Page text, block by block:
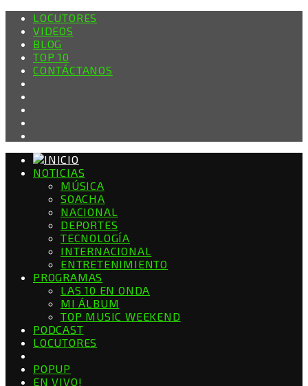
LOCUTORES
VIDEOS
BLOG
TOP 10
CONTÁCTANOS
NOTICIAS
MÚSICA
SOACHA
NACIONAL
DEPORTES
TECNOLOGÍA
INTERNACIONAL
ENTRETENIMIENTO
PROGRAMAS
LAS 10 EN ONDA
MI ÁLBUM
TOP MUSIC WEEKEND
PODCAST
LOCUTORES
POPUP
EN VIVO!